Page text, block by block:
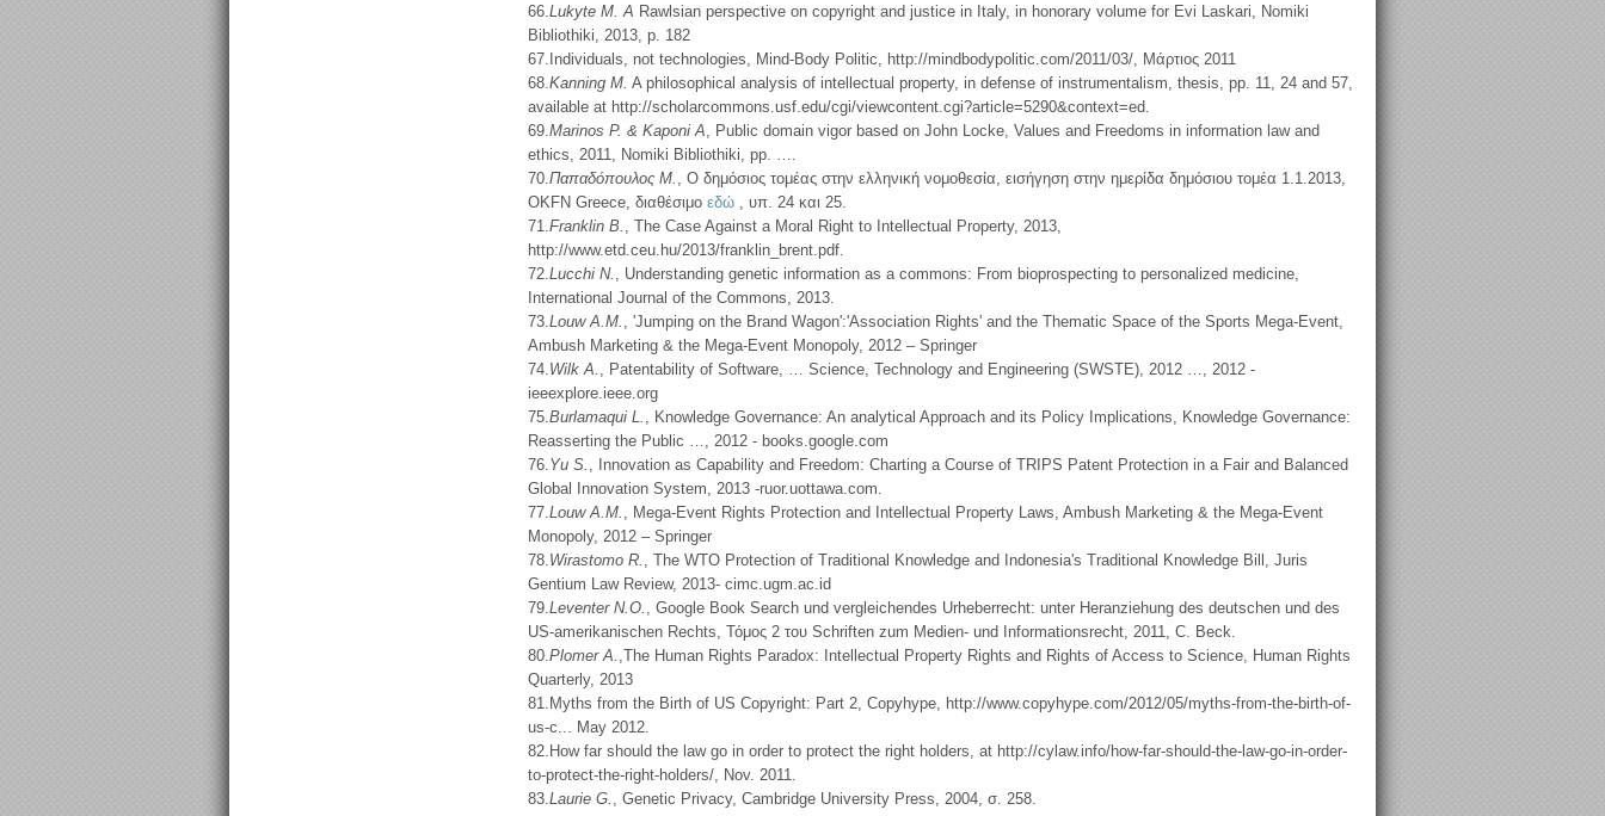
66. Lukyte M. A Rawlsian perspective on copyright and justice in Italy, in honorary volume for Evi Laskari, Nomiki
Bibliothiki, 2013, p. 182
67.Ιndividuals, not technologies, Mind-Body Politic, http://mindbodypolitic.com/2011/03/, Μάρτιος 2011
68. Kanning M. A philosophical analysis of intellectual property, in defense of instrumentalism, thesis, pp. 11, 24 and 57,
available at http://scholarcommons.usf.edu/cgi/viewcontent.cgi?article=5290&context=ed.
69. Μarinos P. & Kaponi A , Public domain vigor based on John Locke, Values and Freedoms in information law and
ethics, 2011, Nomiki Bibliothiki, pp. ….
70. Παπαδόπουλος Μ.
, Ο δημόσιος τομέας στην ελληνική νομοθεσία, εισήγηση στην ημερίδα δημόσιου τομέα 1.1.2013,
ΟΚFN Greece, διαθέσιμο εδώ , υπ. 24 και 25.
71. Franklin B.
, The Case Against a Moral Right to Intellectual Property, 2013,
http://www.etd.ceu.hu/2013/franklin_brent.pdf.
72. Lucchi N.
, Understanding genetic information as a commons: From bioprospecting to personalized medicine,
International Journal of the Commons, 2013.
73. Louw A.M.
, 'Jumping on the Brand Wagon':'Association Rights' and the Thematic Space of the Sports Mega-Event,
Ambush Marketing & the Mega-Event Monopoly, 2012 – Springer
74. Wilk A.
, Patentability of Software, … Science, Technology and Engineering (SWSTE), 2012 …, 2012 -
ieeexplore.ieee.org
75. Burlamaqui L.
, Knowledge Governance: An analytical Approach and its Policy Implications, Knowledge Governance:
Reasserting the Public …, 2012 - books.google.com
76. Yu S.
, Innovation as Capability and Freedom: Charting a Course of TRIPS Patent Protection in a Fair and Balanced
Global Innovation System, 2013 -ruor.uottawa.com.
77. Louw A.M.
, Mega-Event Rights Protection and Intellectual Property Laws, Ambush Marketing & the Mega-Event
Monopoly, 2012 – Springer
78. Wirastomo R.
, The WTO Protection of Traditional Knowledge and Indonesia's Traditional Knowledge Bill, Juris
Gentium Law Review, 2013- cimc.ugm.ac.id
79. Leventer N.O.
, Google Book Search und vergleichendes Urheberrecht: unter Heranziehung des deutschen und des
US-amerikanischen Rechts, Τόμος 2 του Schriften zum Medien- und Informationsrecht, 2011, C. Beck.
80. Plomer A. ,Τhe Human Rights Paradox: Intellectual Property Rights and Rights of Access to Science, Human Rights
Quarterly, 2013
81.Myths from the Birth of US Copyright: Part 2, Copyhype, http://www.copyhype.com/2012/05/myths-from-the-birth-of-
us-c... May 2012.
82.How far should the law go in order to protect the right holders, at http://cylaw.info/how-far-should-the-law-go-in-order-
to-protect-the-right-holders/, Nov. 2011.
83. Laurie G.
, Genetic Privacy, Cambridge University Press, 2004, σ. 258.